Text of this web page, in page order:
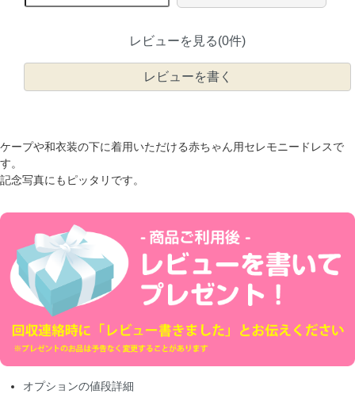
レビューを見る(0件)
レビューを書く
ケープや和衣装の下に着用いただける赤ちゃん用セレモニードレスで
す。
記念写真にもピッタリです。
オプションの値段詳細